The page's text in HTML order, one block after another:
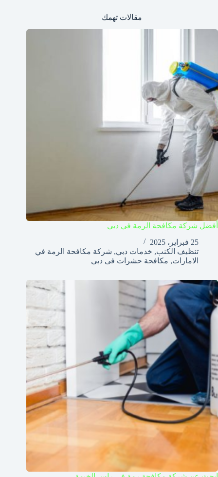
مقالات تهمك
أفضل شركة مكافحة الرمة في دبي
25 فبراير، 2025
تنظيف الكنب, خدمات دبي, شركة مكافحة الرمة في
الامارات, مكافحة حشرات فى دبي